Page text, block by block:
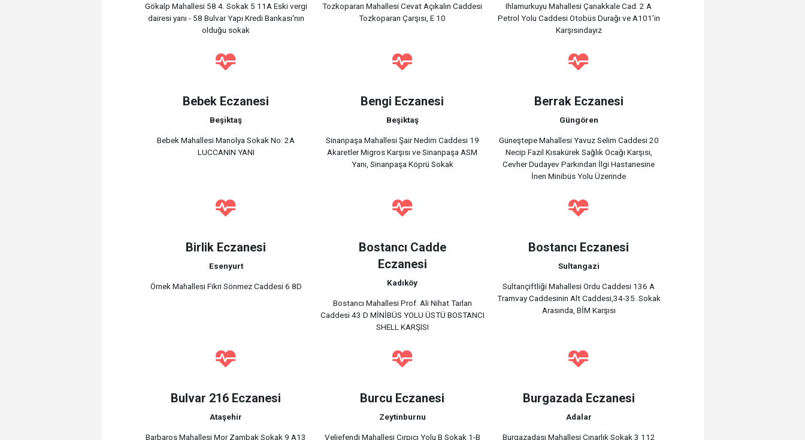
Gökalp Mahallesi 58 4. Sokak 5 11A Eski vergi
dairesi yanı - 58 Bulvar Yapı Kredi Bankası'nın
olduğu sokak
Tozkoparan Mahallesi Cevat Açıkalın Caddesi
Tozkoparan Çarşısı, E 10
Ihlamurkuyu Mahallesi Çanakkale Cad. 2 A
Petrol Yolu Caddesi Otobüs Durağı ve A101’in
Karşısındayız
Bebek Eczanesi
Beşiktaş
Bebek Mahallesi Manolya Sokak No: 2A
LUCCANIN YANI
Bengi Eczanesi
Beşiktaş
Sinanpaşa Mahallesi Şair Nedim Caddesi 19
Akaretler Migros Karşısı ve Sinanpaşa ASM
Yanı, Sinanpaşa Köprü Sokak
Berrak Eczanesi
Güngören
Güneştepe Mahallesi Yavuz Selim Caddesi 20
Necip Fazıl Kısakürek Sağlık Ocağı Karşısı,
Cevher Dudayev Parkından İlgi Hastanesine
İnen Minibüs Yolu Üzerinde
Birlik Eczanesi
Esenyurt
Örnek Mahallesi Fikri Sönmez Caddesi 6 8D
Bostancı Cadde
Eczanesi
Kadıköy
Bostancı Mahallesi Prof. Ali Nihat Tarlan
Caddesi 43 D MİNİBÜS YOLU ÜSTÜ BOSTANCI
SHELL KARŞISI
Bostancı Eczanesi
Sultangazi
Sultançiftliği Mahallesi Ordu Caddesi 136 A
Tramvay Caddesinin Alt Caddesi,34-35. Sokak
Arasında, BİM Karşısı
Bulvar 216 Eczanesi
Ataşehir
Barbaros Mahallesi Mor Zambak Sokak 9 A13
Burcu Eczanesi
Zeytinburnu
Veliefendi Mahallesi Çırpıcı Yolu B Sokak 1-B
Burgazada Eczanesi
Adalar
Burgazadası Mahallesi Çınarlık Sokak 3 112